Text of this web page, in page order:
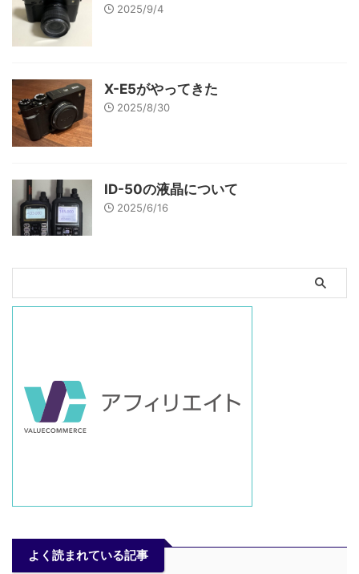
2025/9/4
X-E5がやってきた
2025/8/30
ID-50の液晶について
2025/6/16
よく読まれている記事